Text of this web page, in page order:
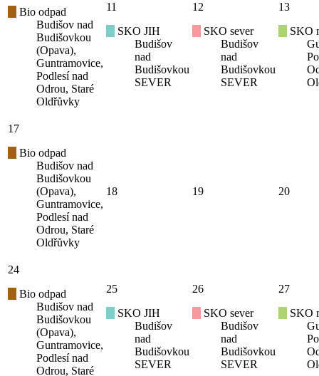
Bio odpad
Budišov nad
Budišovkou
(Opava),
Guntramovice,
Podlesí nad
Odrou, Staré
Oldřůvky
11
SKO JIH
Budišov
nad
Budišovkou
SEVER
12
SKO sever
Budišov
nad
Budišovkou
SEVER
13
SKO
17
Bio odpad
Budišov nad
Budišovkou
(Opava),
Guntramovice,
Podlesí nad
Odrou, Staré
Oldřůvky
18 19 20
24
Bio odpad
Budišov nad
Budišovkou
(Opava),
Guntramovice,
Podlesí nad
Odrou, Staré
25
SKO JIH
Budišov
nad
Budišovkou
SEVER
26
SKO sever
Budišov
nad
Budišovkou
SEVER
27
SKO